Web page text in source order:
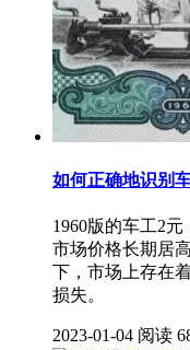
如何正确地识别
1960版的车工2
市场价格长期居
下，市场上存在
损失。
2023-01-04 阅读